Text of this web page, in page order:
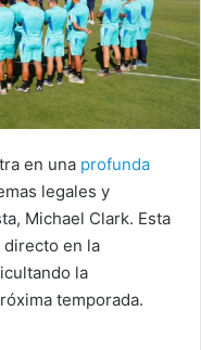
en una profunda
legales y
Michael Clark. Esta
en la
la
temporada.